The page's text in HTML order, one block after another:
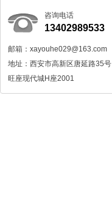
咨询电话
13402989533
邮箱：xayouhe029@163.com
地址：西安市高新区唐延路35号
旺座现代城H座2001